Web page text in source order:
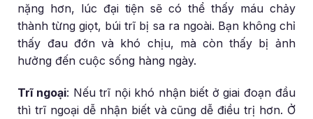
nặng hơn, lúc đại tiện sẽ có thể thấy máu chảy
thành từng giọt, búi trĩ bị sa ra ngoài. Bạn không chỉ
thấy đau đớn và khó chịu, mà còn thấy bị ảnh
hưởng đến cuộc sống hàng ngày.
Trĩ ngoại: Nếu trĩ nội khó nhận biết ở giai đoạn đầu
thì trĩ ngoại dễ nhận biết và cũng dễ điều trị hơn. Ở